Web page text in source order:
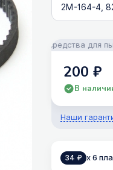
средства для
200 ₽
В
Наши
34 ₽ x 6